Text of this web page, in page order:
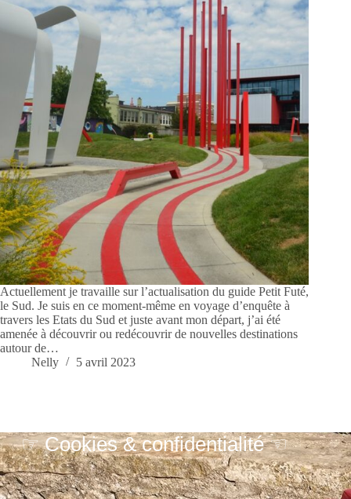
Actuellement je travaille sur l’actualisation du guide Petit Futé,
le Sud. Je suis en ce moment-même en voyage d’enquête à
travers les Etats du Sud et juste avant mon départ, j’ai été
amenée à découvrir ou redécouvrir de nouvelles destinations
autour de…
Nelly
5 avril 2023
☞ Cookies & confidentialité ☜